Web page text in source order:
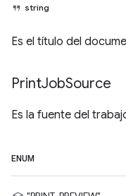
string
Es el título del
PrintJobSource
Es la fuente del
ENUM